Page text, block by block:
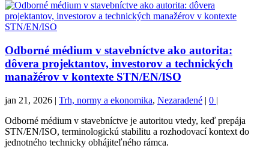
Odborné médium v stavebníctve ako autorita:
dôvera projektantov, investorov a technických
manažérov v kontexte STN/EN/ISO
jan 21, 2026 | Trh, normy a ekonomika, Nezaradené | 0 |
Odborné médium v stavebníctve je autoritou vtedy, keď prepája
STN/EN/ISO, terminologickú stabilitu a rozhodovací kontext do
jednotného technicky obhájiteľného rámca.